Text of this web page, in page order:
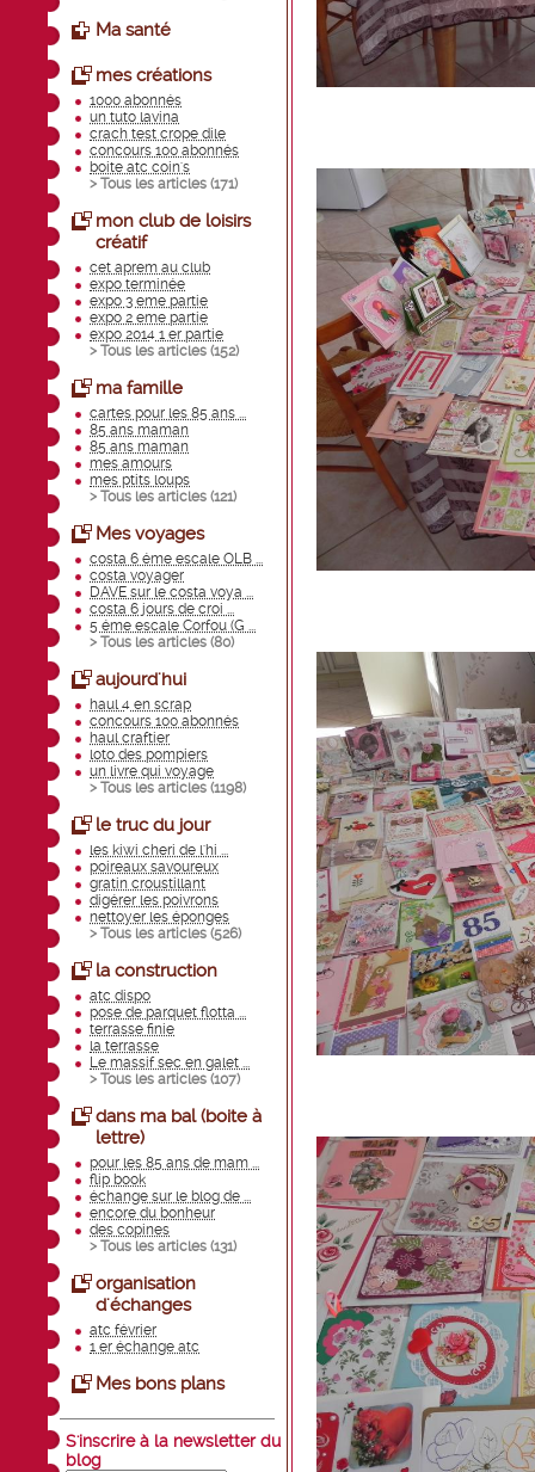
Ma santé
mes créations
1000 abonnés
un tuto lavina
crach test crope dile
concours 100 abonnés
boite atc coin's
> Tous les articles (171)
mon club de loisirs
créatif
cet aprem au club
expo terminée
expo 3 eme partie
expo 2 eme partie
expo 2014 1 er partie
> Tous les articles (152)
ma famille
cartes pour les 85 ans ...
85 ans maman
85 ans maman
mes amours
mes ptits loups
> Tous les articles (121)
Mes voyages
costa 6 éme escale OLB ...
costa voyager
DAVE sur le costa voya ...
costa 6 jours de croi ...
5 éme escale Corfou (G ...
> Tous les articles (80)
aujourd'hui
haul 4 en scrap
concours 100 abonnés
haul craftier
loto des pompiers
un livre qui voyage
> Tous les articles (1198)
le truc du jour
les kiwi cheri de l'hi ...
poireaux savoureux
gratin croustillant
digérer les poivrons
nettoyer les éponges
> Tous les articles (526)
la construction
atc dispo
pose de parquet flotta ...
terrasse finie
la terrasse
Le massif sec en galet ...
> Tous les articles (107)
dans ma bal (boite à
lettre)
pour les 85 ans de mam ...
flip book
échange sur le blog de ...
encore du bonheur
des copines
> Tous les articles (131)
organisation
d'échanges
atc février
1 er échange atc
Mes bons plans
S'inscrire à la newsletter du
blog